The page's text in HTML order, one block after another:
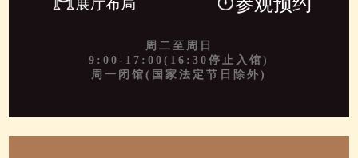
展厅布局
周二至周日
9:00-17:00(16:30停止入馆)
周一闭馆(国家法定节日除外)